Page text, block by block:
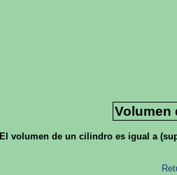
Volumen
El volumen de un cilindro es igual a